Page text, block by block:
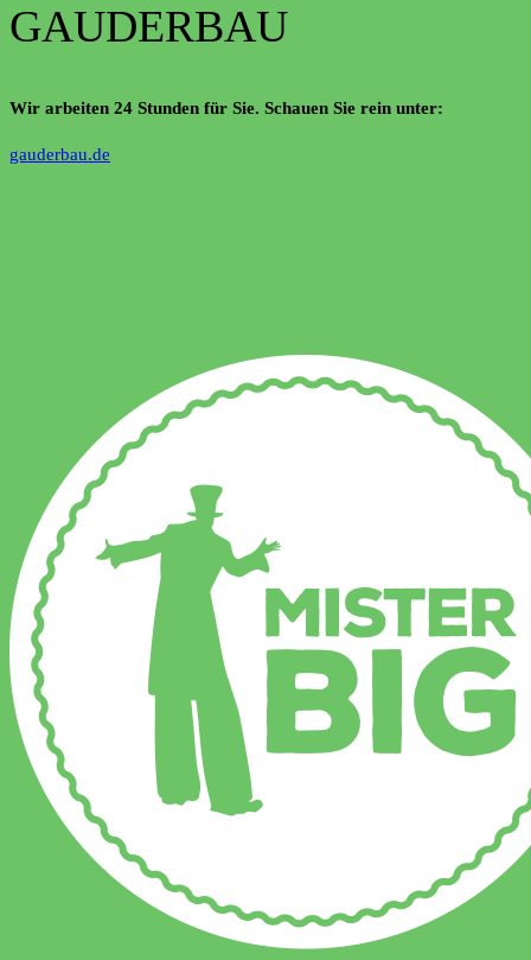
GAUDERBAU
Wir arbeiten 24 Stunden für Sie. Schauen Sie rein unter:
gauderbau.de